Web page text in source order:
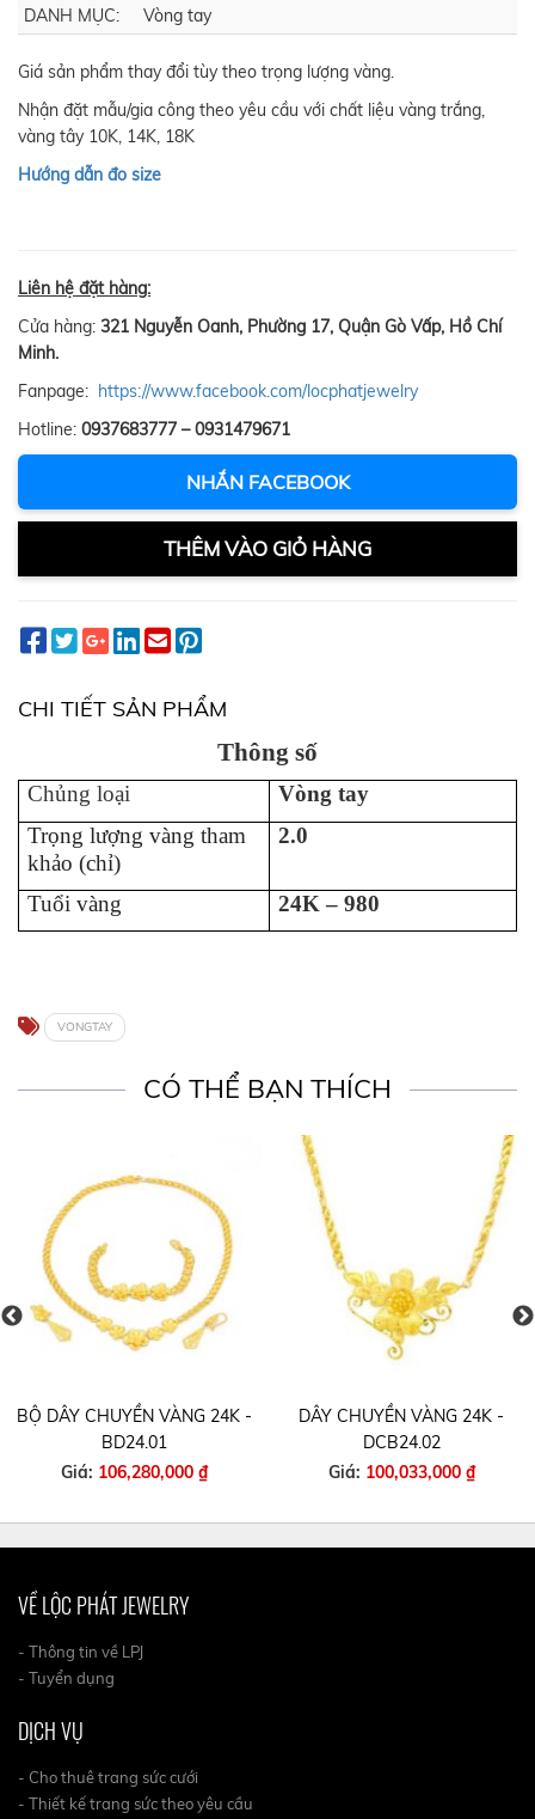
DANH MỤC: Vòng tay
Giá sản phẩm thay đổi tùy theo trọng lượng vàng.
Nhận đặt mẫu/gia công theo yêu cầu với chất liệu vàng trắng,
vàng tây 10K, 14K, 18K
Hướng dẫn đo size
Liên hệ đặt hàng:
Cửa hàng: 321 Nguyễn Oanh, Phường 17, Quận Gò Vấp, Hồ Chí
Minh.
Fanpage: https://www.facebook.com/locphatjewelry
Hotline: 0937683777 – 0931479671
NHẮN FACEBOOK
THÊM VÀO GIỎ HÀNG
CHI TIẾT SẢN PHẨM
Thông số
Chủng loại
Vòng tay
Trọng lượng vàng tham
khảo (chỉ)
2.0
Tuổi vàng 24K – 980
VONGTAY
CÓ THỂ BẠN THÍCH
BỘ DÂY CHUYỀN VÀNG 24K -
BD24.01
Giá: 106,280,000 ₫
DÂY CHUYỀN VÀNG 24K -
DCB24.02
Giá: 100,033,000 ₫
VỀ LỘC PHÁT JEWELRY
- Thông tin về LPJ
- Tuyển dụng
DỊCH VỤ
- Cho thuê trang sức cưới
- Thiết kế trang sức theo yêu cầu